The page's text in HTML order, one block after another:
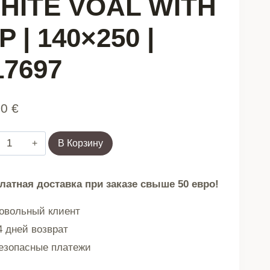
VOAL WITH
| 140×250 |
€
Количество
VOAL
В Корзину
доставка при заказе свыше 50 евро!
клиент
дней возврат
платежи